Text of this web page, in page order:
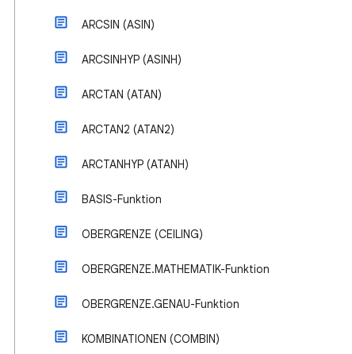
ARCSIN (ASIN)
ARCSINHYP (ASINH)
ARCTAN (ATAN)
ARCTAN2 (ATAN2)
ARCTANHYP (ATANH)
BASIS-Funktion
OBERGRENZE (CEILING)
OBERGRENZE.MATHEMATIK-Funktion
OBERGRENZE.GENAU-Funktion
KOMBINATIONEN (COMBIN)